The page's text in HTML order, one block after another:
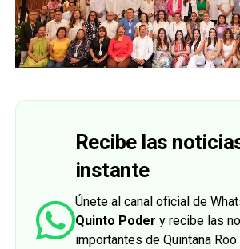
Recibe las
instante
Únete al canal oficial de
Quinto Poder y recibe las
importantes de Quintana